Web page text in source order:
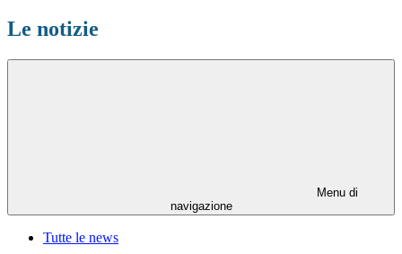
Le notizie
Menu di
navigazione
Tutte le news